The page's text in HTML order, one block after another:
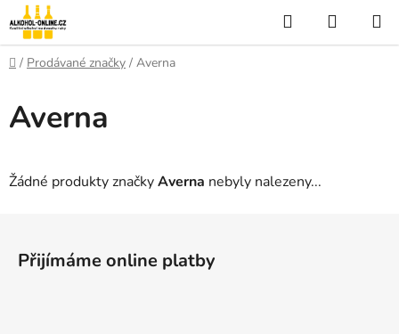
Přejít
na
obsah
Hledat
KOŠÍK
Domů
/ Prodávané značky / Averna
Averna
Žádné produkty značkyAverna nebyly nalezeny...
Přijímáme online platby